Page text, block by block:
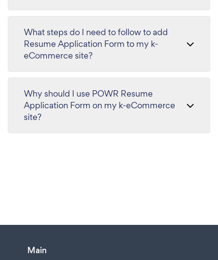
What steps do I need to follow to add
Resume Application Form to my k-
eCommerce site?
Why should I use POWR Resume
Application Form on my k-eCommerce
site?
Main